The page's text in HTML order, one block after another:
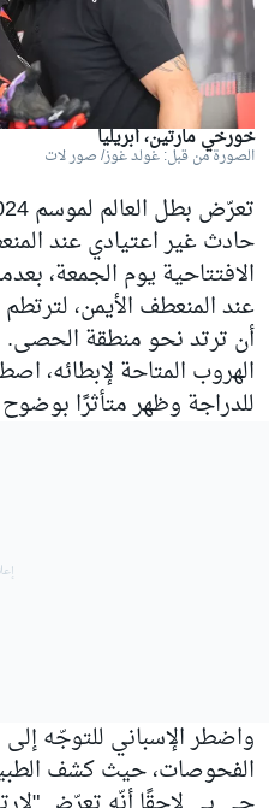
خورخي مارتين، أبريليا
الصورة من قبل: غولد غوز/ صور لات
الافتتاحية يوم الجمعة،
عند المنعطف الأيمن،
أن ترتد نحو منطقة
الهروب المتاحة لإبطائه،
للدراجة وظهر متأثرًا
واضطر الإسباني للتوجّه إلى
الفحوصات، حيث كشف